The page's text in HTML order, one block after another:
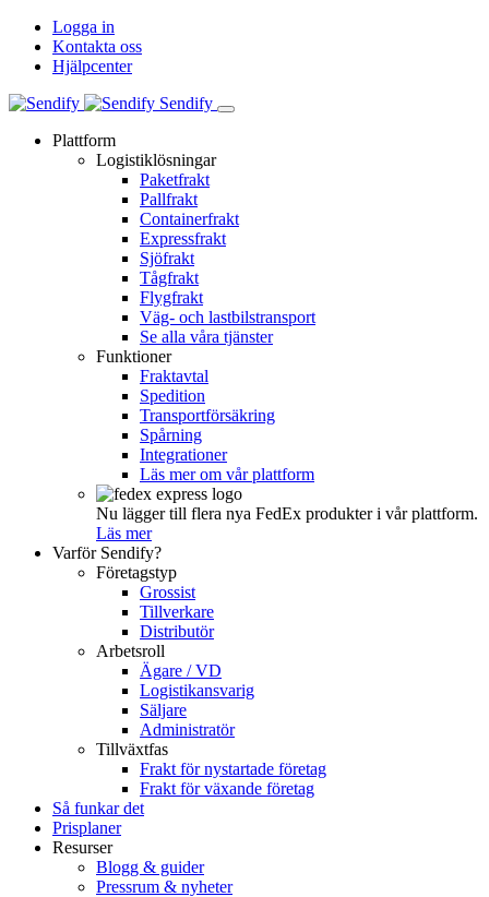
Logga in
Kontakta oss
Hjälpcenter
Sendify
Plattform
Logistiklösningar
Paketfrakt
Pallfrakt
Containerfrakt
Expressfrakt
Sjöfrakt
Tågfrakt
Flygfrakt
Väg- och lastbilstransport
Se alla våra tjänster
Funktioner
Fraktavtal
Spedition
Transportförsäkring
Spårning
Integrationer
Läs mer om vår plattform
Nu lägger till flera nya FedEx produkter i vår plattform.
Läs mer
Varför Sendify?
Företagstyp
Grossist
Tillverkare
Distributör
Arbetsroll
Ägare / VD
Logistikansvarig
Säljare
Administratör
Tillväxtfas
Frakt för nystartade företag
Frakt för växande företag
Så funkar det
Prisplaner
Resurser
Blogg & guider
Pressrum & nyheter